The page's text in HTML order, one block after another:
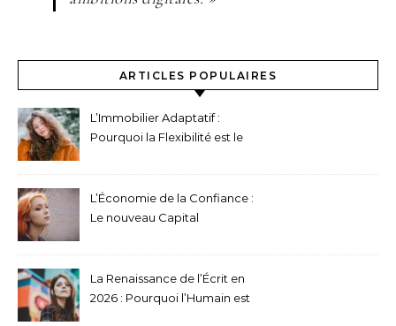
ARTICLES POPULAIRES
L’Immobilier Adaptatif :
Pourquoi la Flexibilité est le
L’Économie de la Confiance :
Le nouveau Capital
La Renaissance de l’Écrit en
2026 : Pourquoi l’Humain est